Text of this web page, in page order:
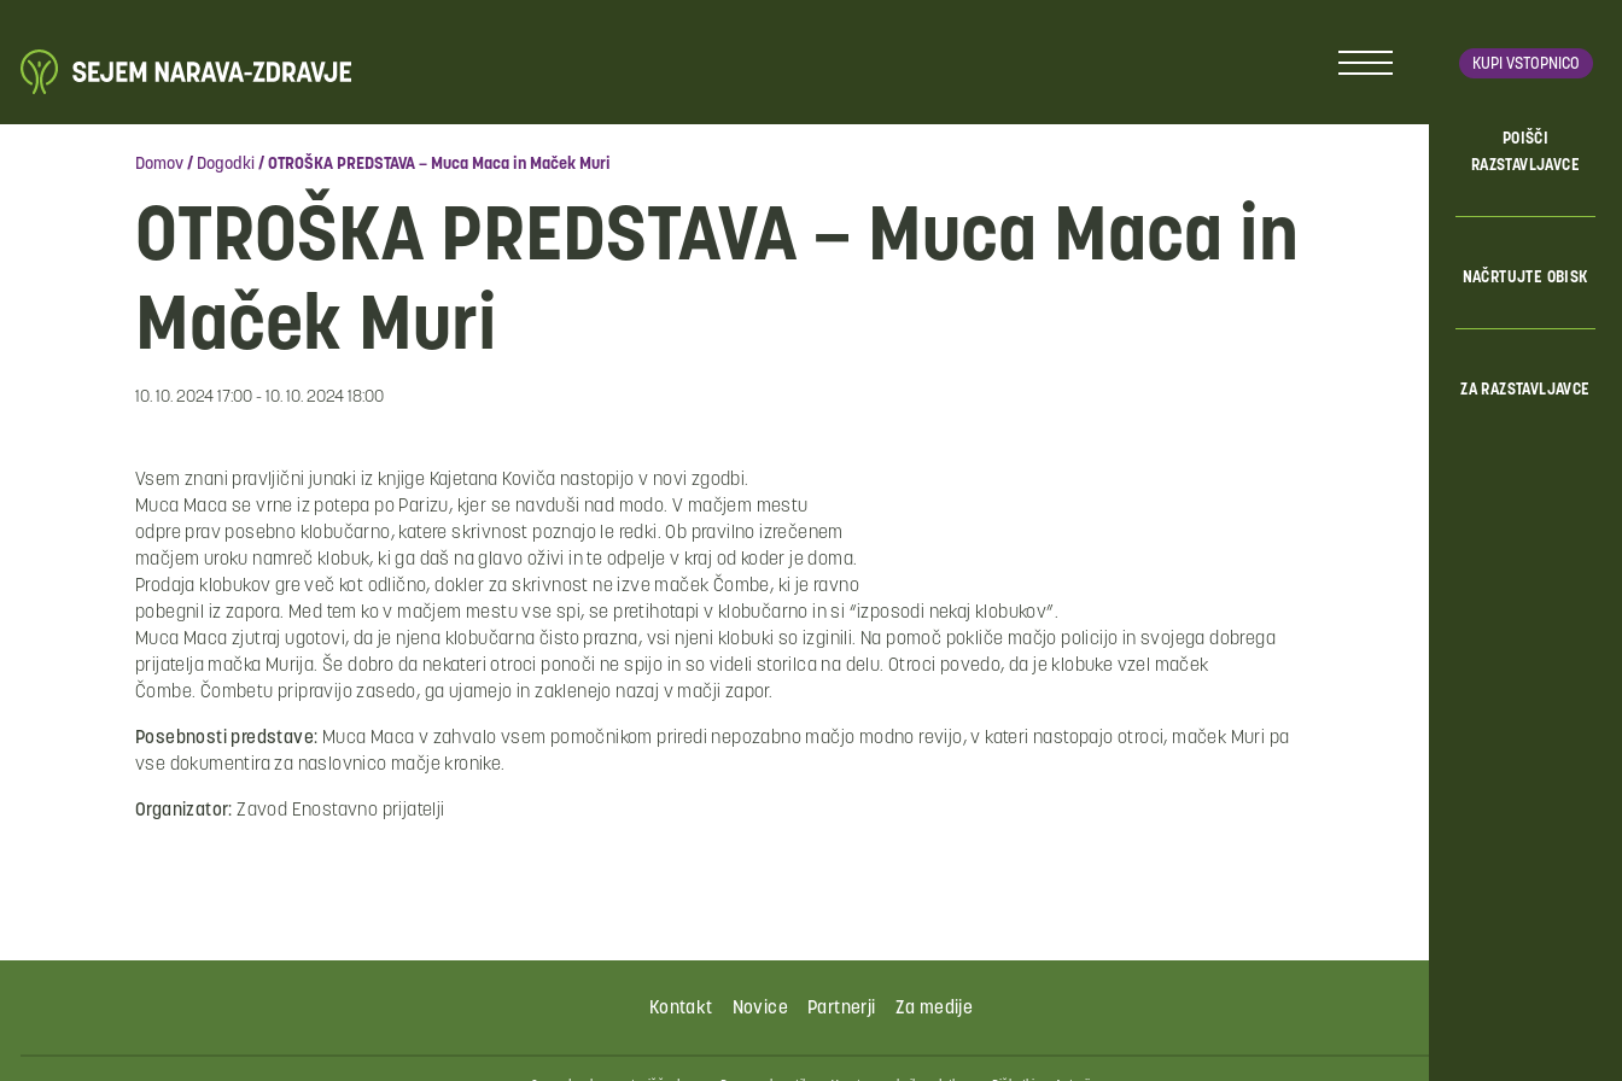
KUPI VSTOPNICO
POIŠČI
RAZSTAVLJAVCE
NAČRTUJTE OBISK
ZA RAZSTAVLJAVCE
Domov / Dogodki / OTROŠKA PREDSTAVA – Muca Maca in Maček Muri
OTROŠKA PREDSTAVA – Muca Maca in
Maček Muri
10. 10. 2024 17:00 - 10. 10. 2024 18:00
Vsem znani pravljični junaki iz knjige Kajetana Koviča nastopijo v novi zgodbi.
Muca Maca se vrne iz potepa po Parizu, kjer se navduši nad modo. V mačjem mestu
odpre prav posebno klobučarno, katere skrivnost poznajo le redki. Ob pravilno izrečenem
mačjem uroku namreč klobuk, ki ga daš na glavo oživi in te odpelje v kraj od koder je doma.
Prodaja klobukov gre več kot odlično, dokler za skrivnost ne izve maček Čombe, ki je ravno
pobegnil iz zapora. Med tem ko v mačjem mestu vse spi, se pretihotapi v klobučarno in si “izposodi nekaj klobukov”.
Muca Maca zjutraj ugotovi, da je njena klobučarna čisto prazna, vsi njeni klobuki so izginili. Na pomoč pokliče mačjo policijo in svojega dobrega
prijatelja mačka Murija. Še dobro da nekateri otroci ponoči ne spijo in so videli storilca na delu. Otroci povedo, da je klobuke vzel maček
Čombe. Čombetu pripravijo zasedo, ga ujamejo in zaklenejo nazaj v mačji zapor.
Posebnosti predstave: Muca Maca v zahvalo vsem pomočnikom priredi nepozabno mačjo modno revijo, v kateri nastopajo otroci, maček Muri pa
vse dokumentira za naslovnico mačje kronike.
Organizator: Zavod Enostavno prijatelji
Kontakt Novice Partnerji Za medije